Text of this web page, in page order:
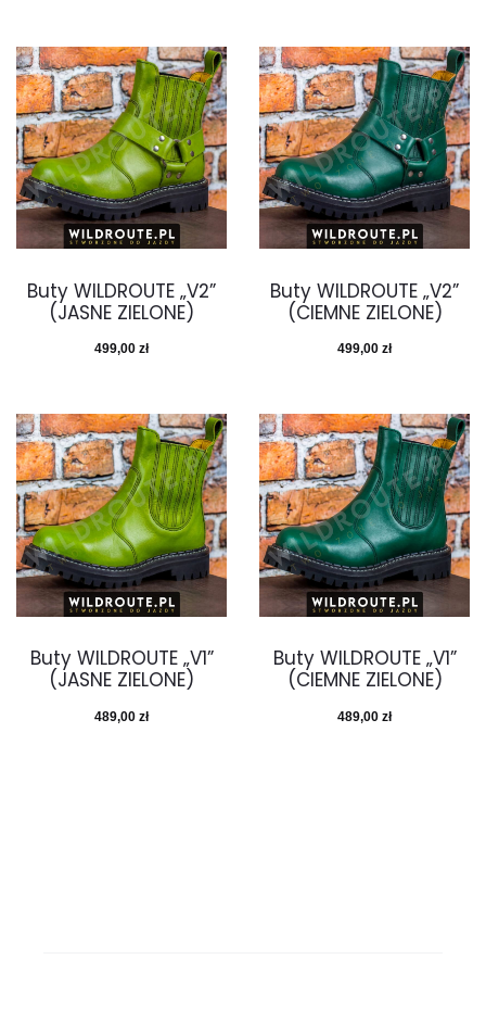
Buty WILDROUTE „V2”
(JASNE ZIELONE)
499,00 zł
Buty WILDROUTE „V2”
(CIEMNE ZIELONE)
499,00 zł
Buty WILDROUTE „V1”
(JASNE ZIELONE)
489,00 zł
Buty WILDROUTE „V1”
(CIEMNE ZIELONE)
489,00 zł